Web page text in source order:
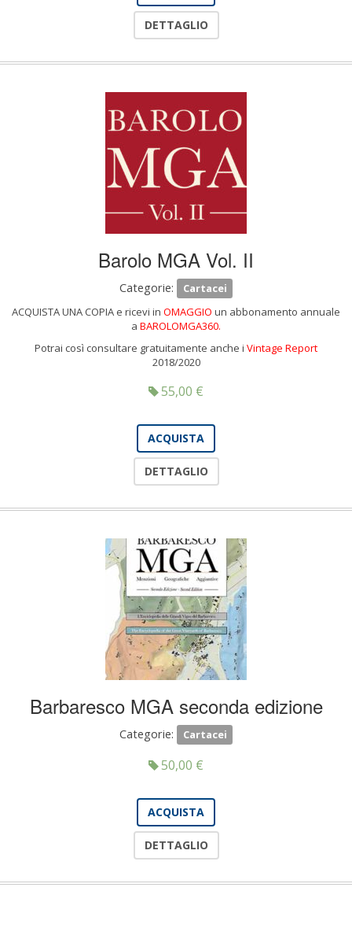
DETTAGLIO
Barolo MGA Vol. II
Categorie:
Cartacei
ACQUISTA UNA COPIA e ricevi in OMAGGIO un abbonamento annuale
a BAROLOMGA360.
Potrai così consultare gratuitamente anche i Vintage Report
2018/2020
55,00 €
ACQUISTA
DETTAGLIO
Barbaresco MGA seconda edizione
Categorie: Cartacei
50,00 €
ACQUISTA
DETTAGLIO